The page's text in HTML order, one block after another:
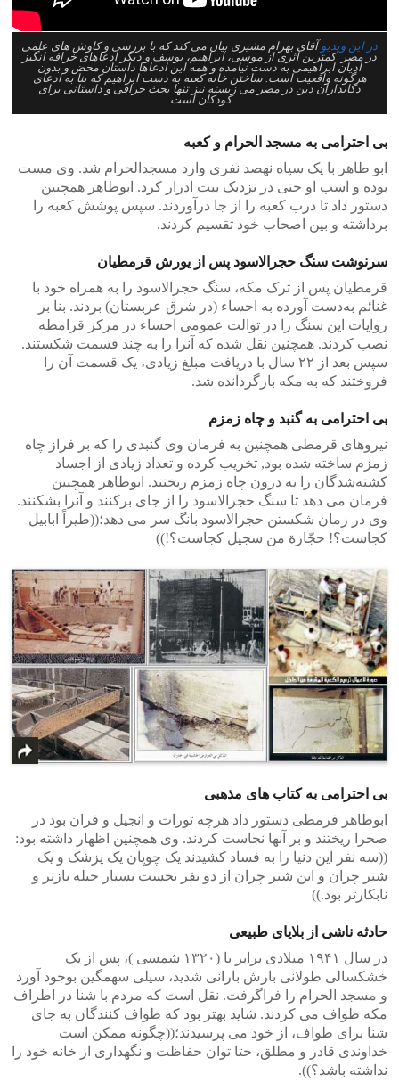
در این ویدیو آقای بهرام مشیری بیان می کند که با بررسی و کاوش های علمی
در مصر کمترین اثری از موسی، ابراهیم، یوسف و دیگر ادعاهای خرافه انگیز
ادیان ابراهیمی به دست نیامده و همه این ادعاها داستان محض و بدون
هرگونه واقعیت است. ساختن خانه کعبه به دست ابراهیم که بنا به ادعای
دکانداران دین در مصر می زیسته نیز تنها بحث خرافی و داستانی برای
کودکان است.
بی احترامی به مسجد الحرام و کعبه
ابو طاهر با یک سپاه نهصد نفری وارد مسجدالحرام شد. وی مست
بوده و اسب او حتی در نزدیک بیت ادرار کرد. ابوطاهر همچنین
دستور داد تا درب کعبه را از جا درآوردند. سپس پوشش کعبه را
برداشته و بین اصحاب خود تقسیم کردند.
سرنوشت سنگ حجرالاسود پس از یورش قرمطیان
قرمطیان پس از ترک مکه، سنگ حجرالاسود را به همراه خود با
غنائم به‌دست آورده به احساء (در شرق عربستان) بردند. بنا بر
روایات این سنگ را در توالت عمومی احساء در مرکز قرامطه
نصب کردند. همچنین نقل شده که آنرا را به چند قسمت شکستند.
سپس بعد از ٢٢ سال با دریافت مبلغ زیادی، یک قسمت آن را
فروختند که به مکه بازگردانده شد.
بی احترامی به گنبد و چاه زمزم
نیروهای قرمطی همچنین به فرمان وی گنبدی را که بر فراز چاه
زمزم ساخته شده‌ بود, تخریب کرده و تعداد زیادی از اجساد
کشته‌شدگان را به درون چاه زمزم ریختند. ابوطاهر همچنین
فرمان می دهد تا سنگ حجرالاسود را از جای برکنند و آنرا بشکنند.
وی در زمان شکستن حجرالاسود بانگ سر می دهد؛((طیراً ابابیل
کجاست؟! حجّارة من سجیل کجاست؟!))
بی احترامی به کتاب های مذهبی
ابوطاهر قرمطی دستور داد هرچه تورات و انجیل و قران بود در
صحرا ریختند و بر آنها نجاست کردند. وی همچنین اظهار داشته بود:
((سه نفر این دنیا را به فساد کشیدند یک چوپان یک پزشک و یک
شتر چران و این شتر چران از دو نفر نخست بسیار حیله بازتر و
نابکارتر بود.))
حادثه ناشی از بلایای طبیعی
در سال ١٩۴١ میلادی برابر با (۱۳۲۰ شمسی )، پس از یک
خشکسالی طولانی بارش بارانی شدید، سیلی سهمگین بوجود آورد
و مسجد الحرام را فراگرفت. نقل است که مردم با شنا در اطراف
مکه طواف می کردند. شاید بهتر بود که طواف کنندگان به جای
شنا برای طواف، از خود می پرسیدند؛((چگونه ممکن است
خداوندی قادر و مطلق، حتا توان حفاظت و نگهداری از خانه خود را
نداشته باشد؟)).